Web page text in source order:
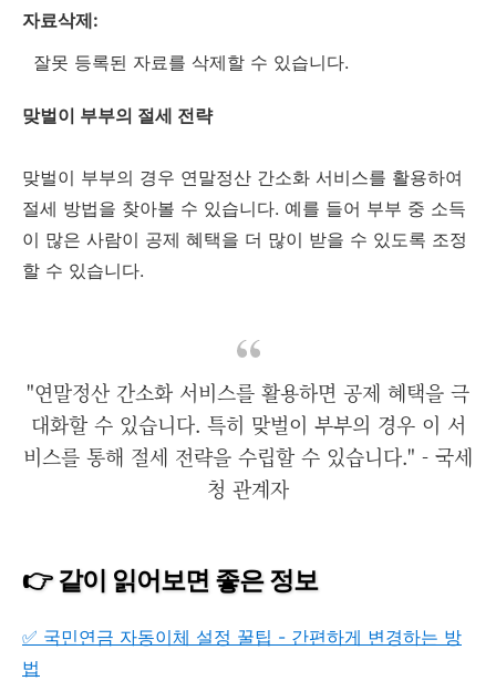
자료삭제:
잘못 등록된 자료를 삭제할 수 있습니다.
맞벌이 부부의 절세 전략
맞벌이 부부의 경우 연말정산 간소화 서비스를 활용하여
절세 방법을 찾아볼 수 있습니다. 예를 들어 부부 중 소득
이 많은 사람이 공제 혜택을 더 많이 받을 수 있도록 조정
할 수 있습니다.
"연말정산 간소화 서비스를 활용하면 공제 혜택을 극
대화할 수 있습니다. 특히 맞벌이 부부의 경우 이 서
비스를 통해 절세 전략을 수립할 수 있습니다." - 국세
청 관계자
👉 같이 읽어보면 좋은 정보
✅ 국민연금 자동이체 설정 꿀팁 - 간편하게 변경하는 방
법